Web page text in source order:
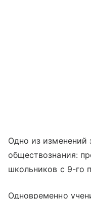
Одно из изменений
обществознания:
школьников с 9-го
Одновременно